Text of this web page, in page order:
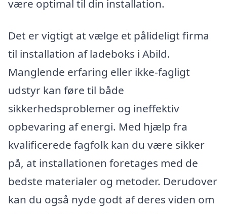
være optimal til din installation.
Det er vigtigt at vælge et pålideligt firma
til installation af ladeboks i Abild.
Manglende erfaring eller ikke-fagligt
udstyr kan føre til både
sikkerhedsproblemer og ineffektiv
opbevaring af energi. Med hjælp fra
kvalificerede fagfolk kan du være sikker
på, at installationen foretages med de
bedste materialer og metoder. Derudover
kan du også nyde godt af deres viden om